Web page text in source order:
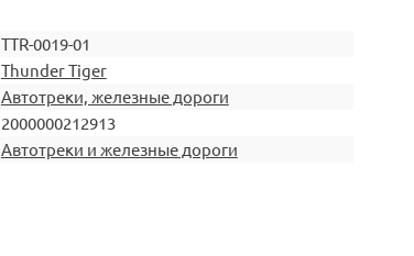
TTR-0019-01
Thunder Tiger
Автотреки, железные дороги
2000000212913
Автотреки и железные дороги